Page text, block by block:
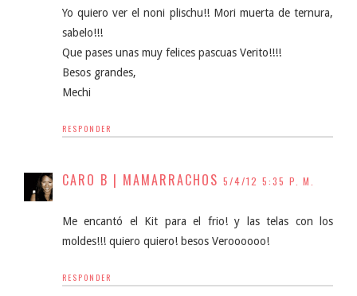
Yo quiero ver el noni plischu!! Mori muerta de ternura,
sabelo!!!
Que pases unas muy felices pascuas Verito!!!!
Besos grandes,
Mechi
RESPONDER
CARO B | MAMARRACHOS 5/4/12 5:35 P. M.
Me encantó el Kit para el frio! y las telas con los
moldes!!! quiero quiero! besos Veroooooo!
RESPONDER